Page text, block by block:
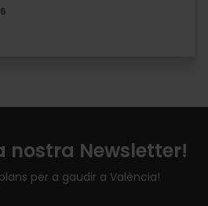
nostra Newsletter!
per a gaudir a València!